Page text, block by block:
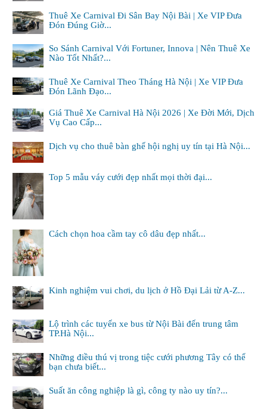
Thuê Xe Carnival Đi Sân Bay Nội Bài | Xe VIP Đưa
Đón Đúng Giờ...
So Sánh Carnival Với Fortuner, Innova | Nên Thuê Xe
Nào Tốt Nhất?...
Thuê Xe Carnival Theo Tháng Hà Nội | Xe VIP Đưa
Đón Lãnh Đạo...
Giá Thuê Xe Carnival Hà Nội 2026 | Xe Đời Mới, Dịch
Vụ Cao Cấp...
Dịch vụ cho thuê bàn ghế hội nghị uy tín tại Hà Nội...
Top 5 mẫu váy cưới đẹp nhất mọi thời đại...
Cách chọn hoa cầm tay cô dâu đẹp nhất...
Kinh nghiệm vui chơi, du lịch ở Hồ Đại Lải từ A-Z...
Lộ trình các tuyến xe bus từ Nội Bài đến trung tâm
TP.Hà Nội...
Những điều thú vị trong tiệc cưới phương Tây có thể
bạn chưa biết...
Suất ăn công nghiệp là gì, công ty nào uy tín?...